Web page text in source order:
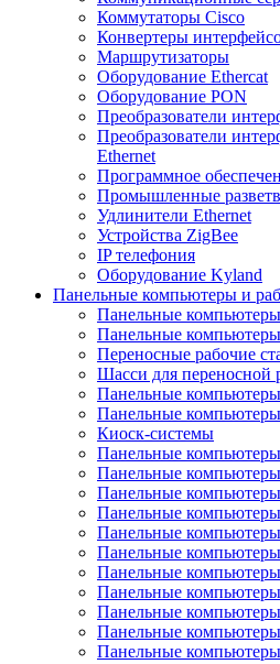
Коммутаторы Cisco
Конвертеры
Маршрутизаторы
Оборудование Ethercat
Оборудование PON
Преобразователи
Преобразователи
Ethernet
Программное
Промышленные
Удлинители Ethernet
Устройства ZigBee
IP телефония
Оборудование Kyland
Панельные компьютеры и
Панельные
Панельные
Переносные рабочие
Шасси для переносной
Панельные
Панельные
Киоск-системы
Панельные
Панельные
Панельные
Панельные
Панельные
Панельные
Панельные
Панельные
Панельные
Панельные
Панельные